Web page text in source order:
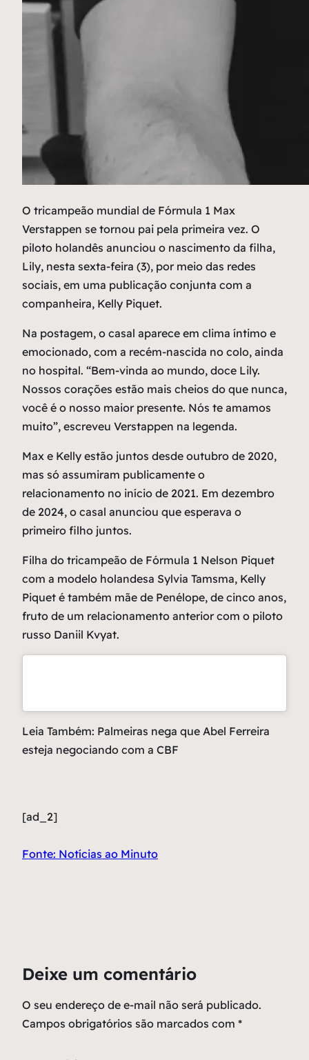
O tricampeão mundial de Fórmula 1 Max
Verstappen se tornou pai pela primeira vez. O
piloto holandês anunciou o nascimento da filha,
Lily, nesta sexta-feira (3), por meio das redes
sociais, em uma publicação conjunta com a
companheira, Kelly Piquet.
Na postagem, o casal aparece em clima íntimo e
emocionado, com a recém-nascida no colo, ainda
no hospital. “Bem-vinda ao mundo, doce Lily.
Nossos corações estão mais cheios do que nunca,
você é o nosso maior presente. Nós te amamos
muito”, escreveu Verstappen na legenda.
Max e Kelly estão juntos desde outubro de 2020,
mas só assumiram publicamente o
relacionamento no início de 2021. Em dezembro
de 2024, o casal anunciou que esperava o
primeiro filho juntos.
Filha do tricampeão de Fórmula 1 Nelson Piquet
com a modelo holandesa Sylvia Tamsma, Kelly
Piquet é também mãe de Penélope, de cinco anos,
fruto de um relacionamento anterior com o piloto
russo Daniil Kvyat.
Leia Também: Palmeiras nega que Abel Ferreira
esteja negociando com a CBF
[ad_2]
Fonte: Notícias ao Minuto
Deixe um comentário
O seu endereço de e-mail não será publicado.
Campos obrigatórios são marcados com *